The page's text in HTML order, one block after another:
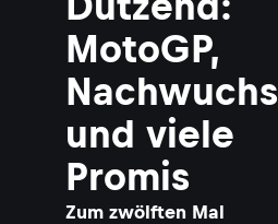
MotoGP,
Nachwuchs
und viele
Promis
Zum zwölften Mal